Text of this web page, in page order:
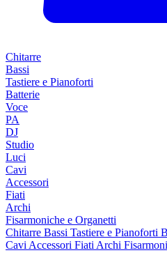
Chitarre
Bassi
Tastiere e Pianoforti
Batterie
Voce
PA
DJ
Studio
Luci
Cavi
Accessori
Fiati
Archi
Fisarmoniche e Organetti
Chitarre Bassi Tastiere e Pianoforti
Cavi Accessori Fiati Archi